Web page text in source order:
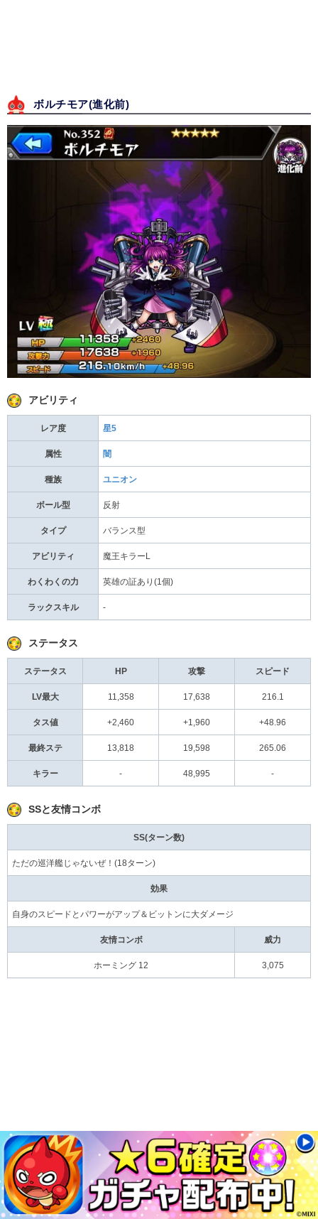
ボルチモア(進化前)
アビリティ
レア度 星5
属性 闇
種族 ユニオン
ボール型 反射
タイプ バランス型
アビリティ 魔王キラーL
わくわくの力 英雄の証あり(1個)
ラックスキル -
ステータス
ステータス HP 攻撃 スピード
LV最大 11,358 17,638 216.1
タス値 +2,460 +1,960 +48.96
最終ステ 13,818 19,598 265.06
キラー - 48,995 -
SSと友情コンボ
SS(ターン数)
ただの巡洋艦じゃないぜ！(18ターン)
効果
自身のスピードとパワーがアップ＆ビットンに大ダメージ
友情コンボ 威力
ホーミング 12 3,075
関連記事